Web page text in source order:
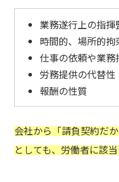
業務遂行上の指揮
時間的、場所的拘
仕事の依頼や業
労務提供の代替性
報酬の性質
会社から「請負契約だ
としても、労働者に該